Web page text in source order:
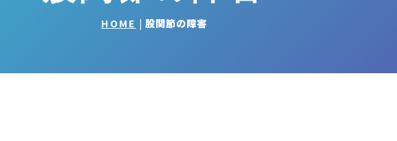
HOME | 股関節の障害